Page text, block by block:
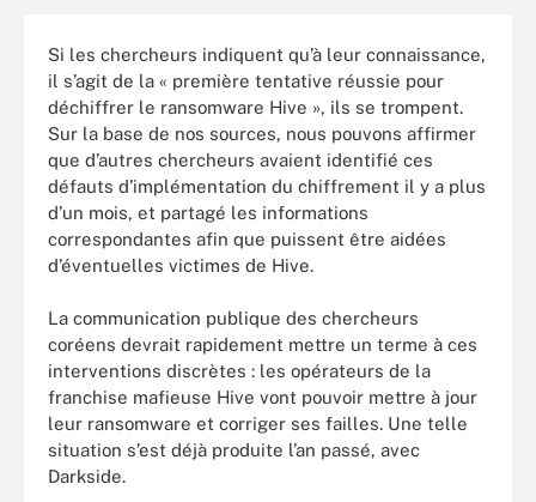
Si les chercheurs indiquent qu’à leur connaissance,
il s’agit de la « première tentative réussie pour
déchiffrer le ransomware Hive », ils se trompent.
Sur la base de nos sources, nous pouvons affirmer
que d’autres chercheurs avaient identifié ces
défauts d’implémentation du chiffrement il y a plus
d’un mois, et partagé les informations
correspondantes afin que puissent être aidées
d’éventuelles victimes de Hive.
La communication publique des chercheurs
coréens devrait rapidement mettre un terme à ces
interventions discrètes : les opérateurs de la
franchise mafieuse Hive vont pouvoir mettre à jour
leur ransomware et corriger ses failles. Une telle
situation s’est déjà produite l’an passé, avec
Darkside.